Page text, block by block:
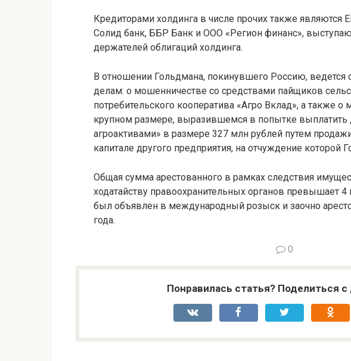
Кредиторами холдинга в числе прочих также являются
Солид банк, ББР Банк и ООО «Регион финанс»,
держателей облигаций холдинга.
В отношении Гольдмана, покинувшего Россию,
делам: о мошенничестве со средствами пайщиков
потребительского кооператива «Агро Вклад», а также
крупном размере, выразившемся в попытке выплатить
агроактивами» в размере 327 млн рублей путем
капитале другого предприятия, на отчуждение которой
Общая сумма арестованного в рамках следствия
ходатайству правоохранительных органов превышает
был объявлен в международный розыск и заочно
года.
0
Понравилась статья? Поделиться